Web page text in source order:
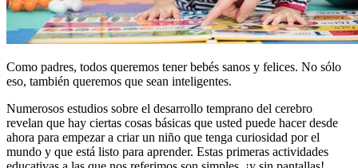
Como padres, todos queremos tener bebés sanos y felices. No sólo
eso, también queremos que sean inteligentes.
Numerosos estudios sobre el desarrollo temprano del cerebro
revelan que hay ciertas cosas básicas que usted puede hacer desde
ahora para empezar a criar un niño que tenga curiosidad por el
mundo y que está listo para aprender. Estas primeras actividades